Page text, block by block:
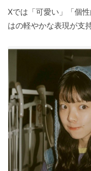
Xでは「可愛い」「個
はの軽やかな表現が支